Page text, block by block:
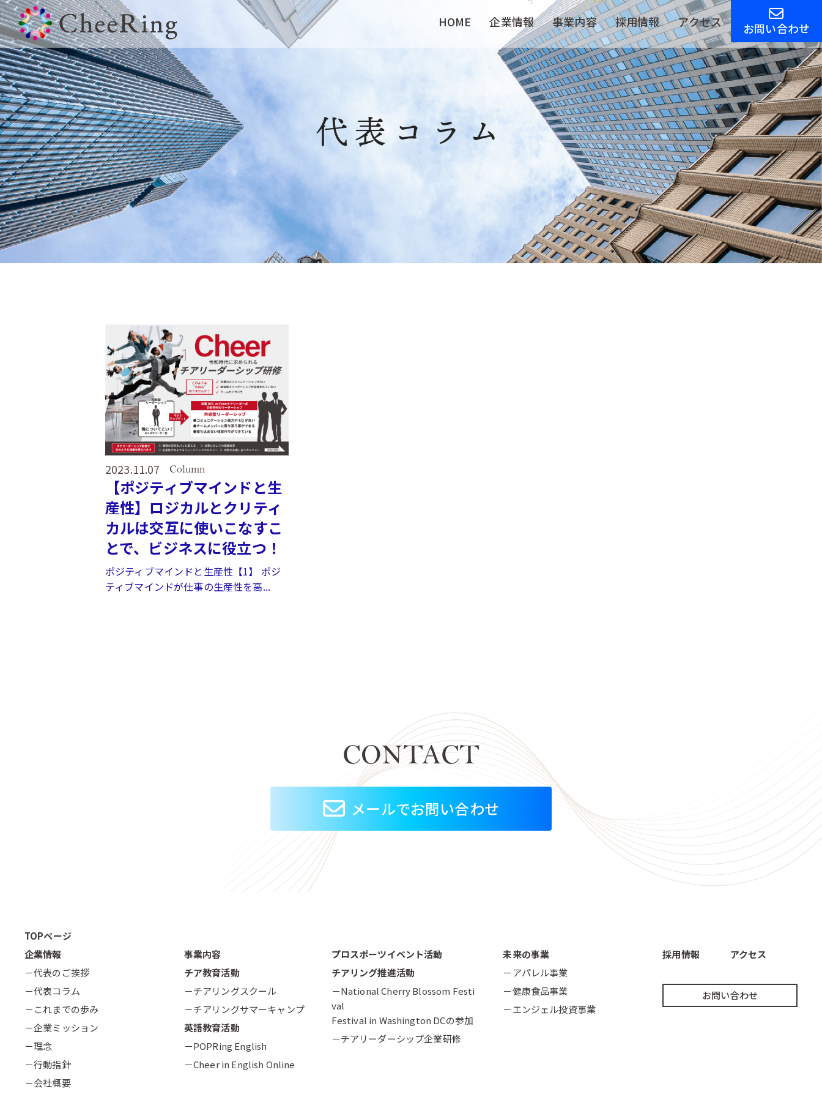
HOME 企業情報 事業内容 採用情報 アクセス お問い合わせ
代表コラム
2023.11.07 Column
【ポジティブマインドと生
産性】ロジカルとクリティ
カルは交互に使いこなすこ
とで、ビジネスに役立つ！
ポジティブマインドと生産性【1】 ポジ
ティブマインドが仕事の生産性を高...
CONTACT
メールでお問い合わせ
TOPページ
企業情報
－代表のご挨拶
－代表コラム
－これまでの歩み
－企業ミッション
－理念
－行動指針
－会社概要
事業内容
チア教育活動
－チアリングスクール
－チアリングサマーキャンプ
英語教育活動
－POPRing English
－Cheer in English Online
プロスポーツイベント活動
チアリング推進活動
－National Cherry Blossom Festi
val
Festival in Washington DCの参加
－チアリーダーシップ企業研修
未来の事業
－アパレル事業
－健康食品事業
－エンジェル投資事業
採用情報 アクセス
お問い合わせ